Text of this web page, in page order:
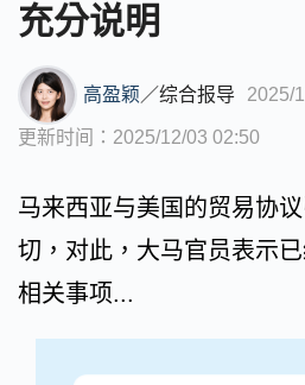
充分说明
高盈颖 ／综合报导 2025/
更新时间：2025/12/03 02:50
马来西亚与美国的贸易协
切，对此，大马官员表示
相关事项...